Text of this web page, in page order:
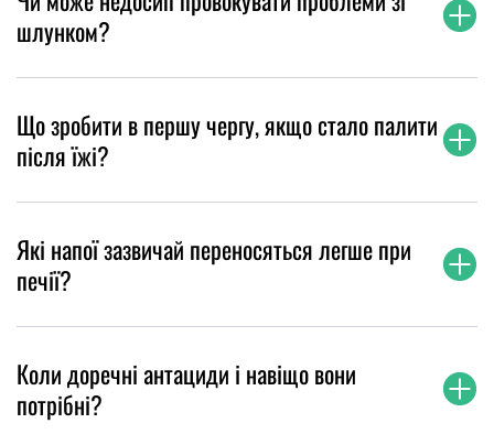
шлунком?
Що зробити в першу чергу, якщо стало палити
після їжі?
Які напої зазвичай переносяться легше при
печії?
Коли доречні антациди і навіщо вони
потрібні?